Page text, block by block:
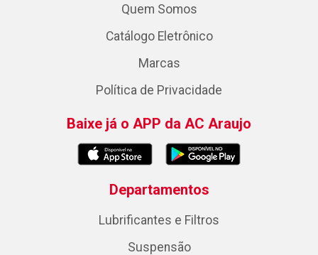
Quem Somos
Catálogo Eletrônico
Marcas
Política de Privacidade
Baixe já o APP da AC Araujo
Departamentos
Lubrificantes e Filtros
Suspensão